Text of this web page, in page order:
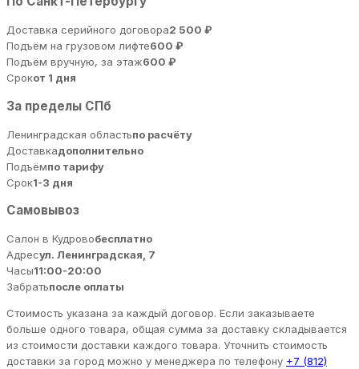
Доставка серийного договора2 500 ₽
Подъём на грузовом лифте600 ₽
Подъём вручную, за этаж600 ₽
Срокот 1 дня
За пределы СПб
Ленинградская областьпо расчёту
Доставкадополнительно
Подъёмпо тарифу
Срок1-3 дня
Самовывоз
Салон в Кудровобесплатно
Адресул. Ленинградская, 7
Часы11:00-20:00
Забратьпосле оплаты
Стоимость указана за каждый договор. Если заказываете
больше одного товара, общая сумма за доставку складывается
из стоимости доставки каждого товара. Уточнить стоимость
доставки за город можно у менеджера по телефону +7 (812)